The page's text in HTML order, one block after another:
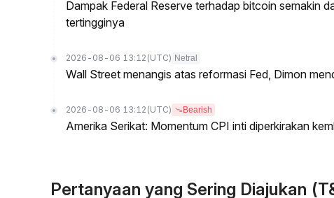
Dampak Federal Reserve terhadap bitcoin semakin
tertingginya
2026-08-06 13:12 (UTC) Netral
Wall Street menangis atas reformasi Fed, Dimon
2026-08-06 13:12 (UTC) Bearish
Amerika Serikat: Momentum CPI inti diperkirakan
Pertanyaan yang Sering Diajukan